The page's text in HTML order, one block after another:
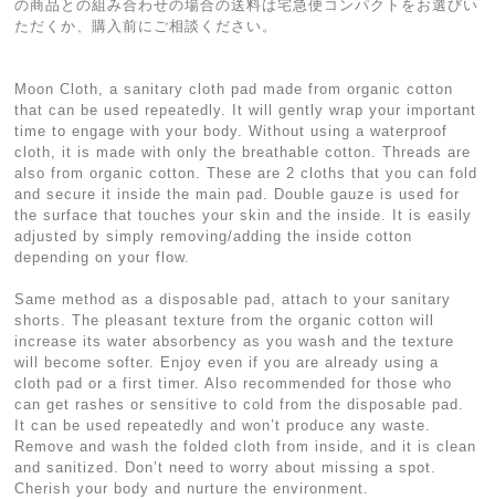
の商品との組み合わせの場合の送料は宅急便コンパクトをお選びい
ただくか、購入前にご相談ください。
Moon Cloth, a sanitary cloth pad made from organic cotton
that can be used repeatedly. It will gently wrap your important
time to engage with your body. Without using a waterproof
cloth, it is made with only the breathable cotton. Threads are
also from organic cotton. These are 2 cloths that you can fold
and secure it inside the main pad. Double gauze is used for
the surface that touches your skin and the inside. It is easily
adjusted by simply removing/adding the inside cotton
depending on your flow.
Same method as a disposable pad, attach to your sanitary
shorts. The pleasant texture from the organic cotton will
increase its water absorbency as you wash and the texture
will become softer. Enjoy even if you are already using a
cloth pad or a first timer. Also recommended for those who
can get rashes or sensitive to cold from the disposable pad.
It can be used repeatedly and won’t produce any waste.
Remove and wash the folded cloth from inside, and it is clean
and sanitized. Don’t need to worry about missing a spot.
Cherish your body and nurture the environment.